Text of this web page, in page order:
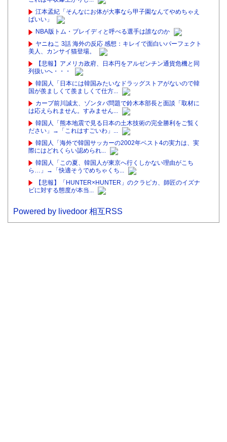
江本孟紀「そんなにお体が大事なら甲子園なんてやめちゃえ
ばいい」
NBA版トム・ブレイディと呼べる選手は誰なのか
ヤニねこ 3話 海外の反応 感想：キレイで面白いパーフェクト
美人、カンサイ猫登場。
【悲報】アメリカ政府、日本円をアルゼンチン通貨危機と同
列扱いへ・・・
韓国人「日本には韓国みたいなドラッグストアがないので韓
国が羨ましくて羨ましくて仕方...
カープ前川誠太、ゾンタバ問題で鈴木本部長と面談「取材に
は応えられません。すみません...
韓国人「熊本地震で見る日本の土木技術の完全勝利をご覧く
ださい」→「これはすごいわ」...
韓国人「海外で韓国サッカーの2002年ベスト4の実力は、実
際にはどれくらい認められ...
韓国人「この夏、韓国人が東京へ行くしかない理由がこち
ら…」→「快適そうでめちゃくち...
【悲報】「HUNTER×HUNTER」のクラピカ、師匠のイズナ
ビに対する態度が本当...
Powered by livedoor 相互RSS